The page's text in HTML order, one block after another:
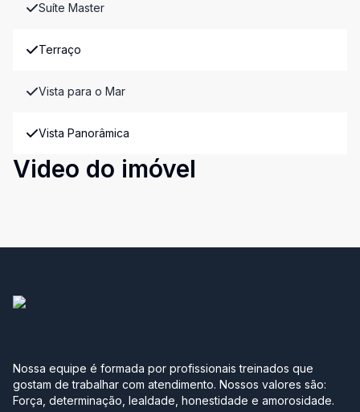
Suíte Master
Terraço
Vista para o Mar
Vista Panorâmica
Video do imóvel
Nossa equipe é formada por profissionais treinados que
gostam de trabalhar com atendimento. Nossos valores são:
Força, determinação, lealdade, honestidade e amorosidade.